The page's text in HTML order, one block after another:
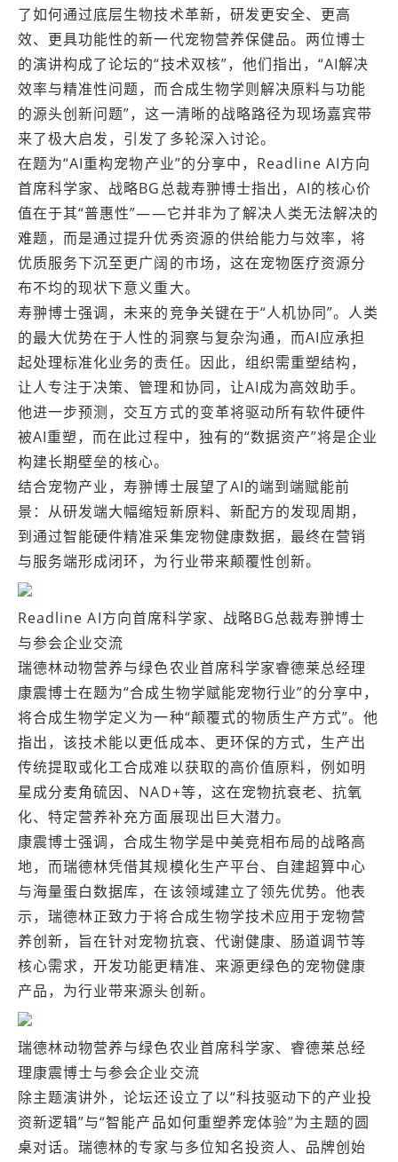
了如何通过底层生物技术革新，研发更安全、更高
效、更具功能性的新一代宠物营养保健品。两位博士
的演讲构成了论坛的“技术双核”，他们指出，“AI解决
效率与精准性问题，而合成生物学则解决原料与功能
的源头创新问题”，这一清晰的战略路径为现场嘉宾带
来了极大启发，引发了多轮深入讨论。
在题为“AI重构宠物产业”的分享中，Readline AI方向
首席科学家、战略BG总裁寿翀博士指出，AI的核心价
值在于其“普惠性”——它并非为了解决人类无法解决的
难题，而是通过提升优秀资源的供给能力与效率，将
优质服务下沉至更广阔的市场，这在宠物医疗资源分
布不均的现状下意义重大。
寿翀博士强调，未来的竞争关键在于“人机协同”。人类
的最大优势在于人性的洞察与复杂沟通，而AI应承担
起处理标准化业务的责任。因此，组织需重塑结构，
让人专注于决策、管理和协同，让AI成为高效助手。
他进一步预测，交互方式的变革将驱动所有软件硬件
被AI重塑，而在此过程中，独有的“数据资产”将是企业
构建长期壁垒的核心。
结合宠物产业，寿翀博士展望了AI的端到端赋能前
景：从研发端大幅缩短新原料、新配方的发现周期，
到通过智能硬件精准采集宠物健康数据，最终在营销
与服务端形成闭环，为行业带来颠覆性创新。
Readline AI方向首席科学家、战略BG总裁寿翀博士
与参会企业交流
瑞德林动物营养与绿色农业首席科学家睿德莱总经理
康震博士在题为“合成生物学赋能宠物行业”的分享中，
将合成生物学定义为一种“颠覆式的物质生产方式”。他
指出，该技术能以更低成本、更环保的方式，生产出
传统提取或化工合成难以获取的高价值原料，例如明
星成分麦角硫因、NAD+等，这在宠物抗衰老、抗氧
化、特定营养补充方面展现出巨大潜力。
康震博士强调，合成生物学是中美竞相布局的战略高
地，而瑞德林凭借其规模化生产平台、自建超算中心
与海量蛋白数据库，在该领域建立了领先优势。他表
示，瑞德林正致力于将合成生物学技术应用于宠物营
养创新，旨在针对宠物抗衰、代谢健康、肠道调节等
核心需求，开发功能更精准、来源更绿色的宠物健康
产品，为行业带来源头创新。
瑞德林动物营养与绿色农业首席科学家、睿德莱总经
理康震博士与参会企业交流
除主题演讲外，论坛还设立了以“科技驱动下的产业投
资新逻辑”与“智能产品如何重塑养宠体验”为主题的圆
桌对话。瑞德林的专家与多位知名投资人、品牌创始